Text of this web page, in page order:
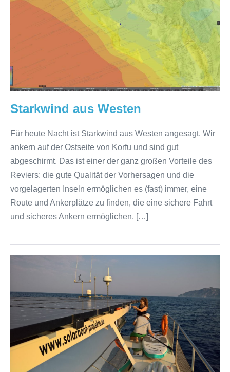
Westen
Starkwind aus Westen
Für heute Nacht ist Starkwind aus Westen angesagt. Wir
ankern auf der Ostseite von Korfu und sind gut
abgeschirmt. Das ist einer der ganz großen Vorteile des
Reviers: die gute Qualität der Vorhersagen und die
vorgelagerten Inseln ermöglichen es (fast) immer, eine
Route und Ankerplätze zu finden, die eine sichere Fahrt
und sicheres Ankern ermöglichen. […]
Arbeiten